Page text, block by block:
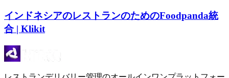
インドネシアのレストランのためのFoodpanda統
合 | Klikit